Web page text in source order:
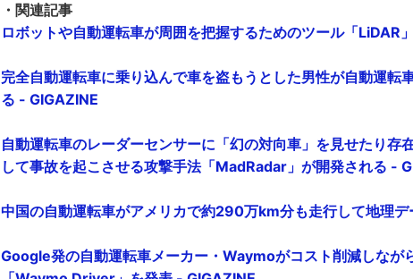
・関連記事
ロボットや自動運転車が周囲を把握するためのツール「LiDAR
完全自動運転車に乗り込んで車を盗もうとした男性が自動運転
る - GIGAZINE
自動運転車のレーダーセンサーに「幻の対向車」を見せたり存
して事故を起こさせる攻撃手法「MadRadar」が開発される -
中国の自動運転車がアメリカで約290万km分も走行して地理
Google発の自動運転車メーカー・Waymoがコスト削減しなが